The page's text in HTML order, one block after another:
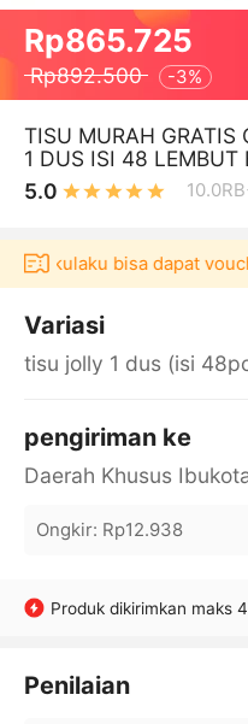
Rp865.725
Rp892.500 -3%
TISU MURAH GRATIS
1 DUS ISI 48 LEMBUT
5.0
Akulaku bisa dapat
Variasi
tisu jolly 1 dus (isi
pengiriman ke
Ongkir: Rp12.938
Produk dikirimkan maks
Penilaian